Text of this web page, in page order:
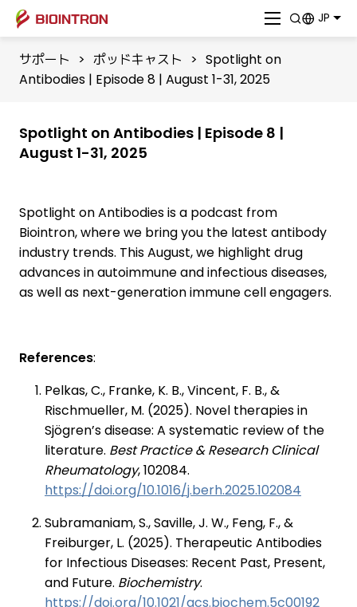
JP
サポート > ポッドキャスト > Spotlight on
Antibodies | Episode 8 | August 1-31, 2025
Spotlight on Antibodies | Episode 8 |
August 1-31, 2025
Spotlight on Antibodies is a podcast from
⁠⁠Biointron⁠⁠, where we bring you the latest antibody
industry trends. This August, we highlight drug
advances in autoimmune and infectious diseases,
as well as next-generation immune cell engagers.
References:
Pelkas, C., Franke, K. B., Vincent, F. B., &
Rischmueller, M. (2025). Novel therapies in
Sjögren’s disease: A systematic review of the
literature. Best Practice & Research Clinical
Rheumatology, 102084.
https://doi.org/10.1016/j.berh.2025.102084⁠
Subramaniam, S., Saville, J. W., Feng, F., &
Freiburger, L. (2025). Therapeutic Antibodies
for Infectious Diseases: Recent Past, Present,
and Future. Biochemistry.
https://doi.org/10.1021/acs.biochem.5c00192⁠